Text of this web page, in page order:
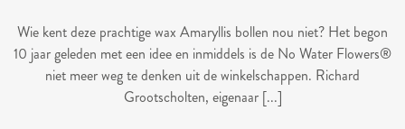
Wie kent deze prachtige wax Amaryllis bollen nou niet? Het begon
10 jaar geleden met een idee en inmiddels is de No Water Flowers®
niet meer weg te denken uit de winkelschappen. Richard
Grootscholten, eigenaar [...]